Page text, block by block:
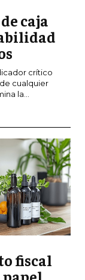
BUSINESS
DE
DE
caja
crítico
cualquier
la...
fiscal